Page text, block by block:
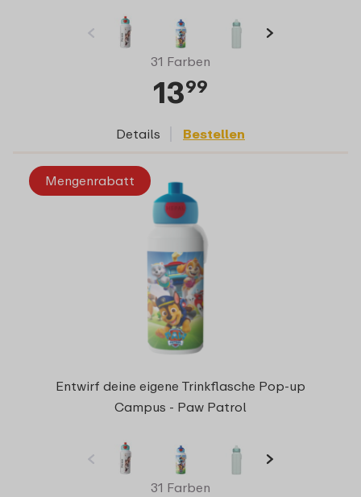
31 Farben
1399
Details Bestellen
Mengenrabatt
Entwirf deine eigene Trinkflasche Pop-up
Campus - Paw Patrol
31 Farben